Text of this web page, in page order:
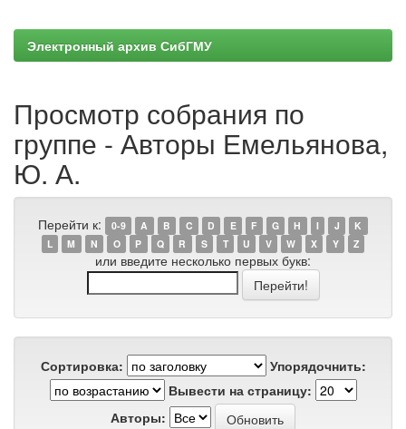
Электронный архив СибГМУ
Просмотр собрания по
группе - Авторы Емельянова,
Ю. А.
Перейти к: 0-9 A B C D E F G H I J
K
L
M N O P Q R S T U V W X Y Z
или введите несколько первых букв:
Сортировка:
Упорядочнить:
Вывести на страницу:
Авторы: